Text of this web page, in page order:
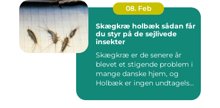
08. Feb
Skægkræ holbæk sådan får
du styr på de sejlivede
insekter
Skægkræ er de senere år
blevet et stigende problem i
mange danske hjem, og
Holbæk er ingen undtagels...